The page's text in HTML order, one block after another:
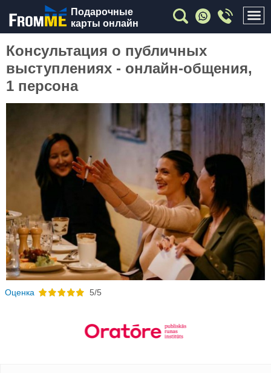
Подарочные
карты онлайн
Консультация о публичных
выступлениях - онлайн-общения,
1 персона
Oценка 5/5